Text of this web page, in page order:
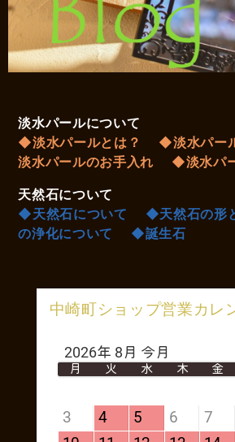
淡水パールについて
◆淡水パールとは？
◆淡水パー
淡水パールのお手入れ
◆淡水パ
天然石について
◆天然石について
◆天然石の形
の浄化について
◆誕生石
中崎町ショップ営業カレ